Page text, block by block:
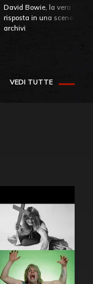
David Bowie, la vera
risposta in una
archivi
VEDI TUTTE